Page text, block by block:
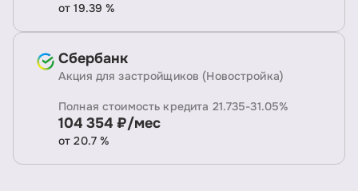
от 19.39 %
Сбербанк
Акция для застройщиков (Новостройка)
Полная стоимость кредита 21.735-31.05%
104 354 ₽/мес
от 20.7 %